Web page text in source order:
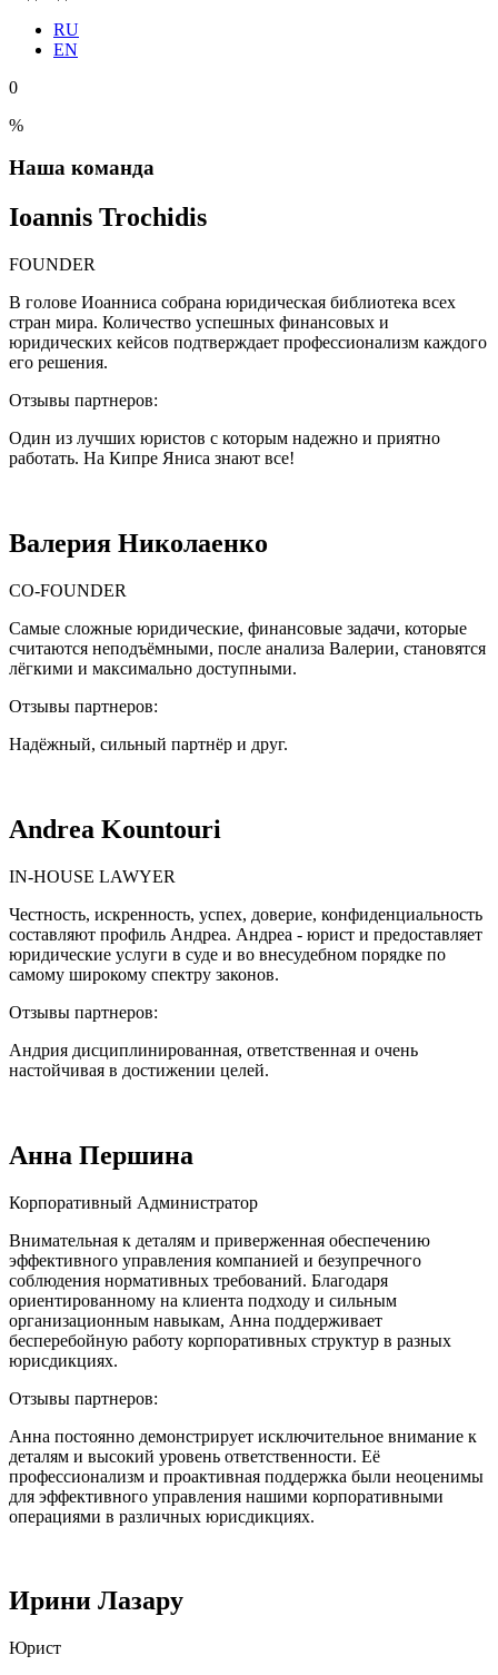
RU
EN
0
%
Наша команда
Ioannis Trochidis
FOUNDER
В голове Иоанниса собрана юридическая библиотека всех
стран мира. Количество успешных финансовых и
юридических кейсов подтверждает профессионализм каждого
его решения.
Отзывы партнеров:
Один из лучших юристов с которым надежно и приятно
работать. На Кипре Яниса знают все!
Валерия Николаенко
CO-FOUNDER
Самые сложные юридические, финансовые задачи, которые
считаются неподъёмными, после анализа Валерии, становятся
лёгкими и максимально доступными.
Отзывы партнеров:
Надёжный, сильный партнёр и друг.
Andrea Kountouri
IN-HOUSE LAWYER
Честность, искренность, успех, доверие, конфиденциальность
составляют профиль Андреа. Андреа - юрист и предоставляет
юридические услуги в суде и во внесудебном порядке по
самому широкому спектру законов.
Отзывы партнеров:
Андрия дисциплинированная, ответственная и очень
настойчивая в достижении целей.
Анна Першина
Корпоративный Администратор
Внимательная к деталям и приверженная обеспечению
эффективного управления компанией и безупречного
соблюдения нормативных требований. Благодаря
ориентированному на клиента подходу и сильным
организационным навыкам, Анна поддерживает
бесперебойную работу корпоративных структур в разных
юрисдикциях.
Отзывы партнеров:
Анна постоянно демонстрирует исключительное внимание к
деталям и высокий уровень ответственности. Её
профессионализм и проактивная поддержка были неоценимы
для эффективного управления нашими корпоративными
операциями в различных юрисдикциях.
Ирини Лазару
Юрист